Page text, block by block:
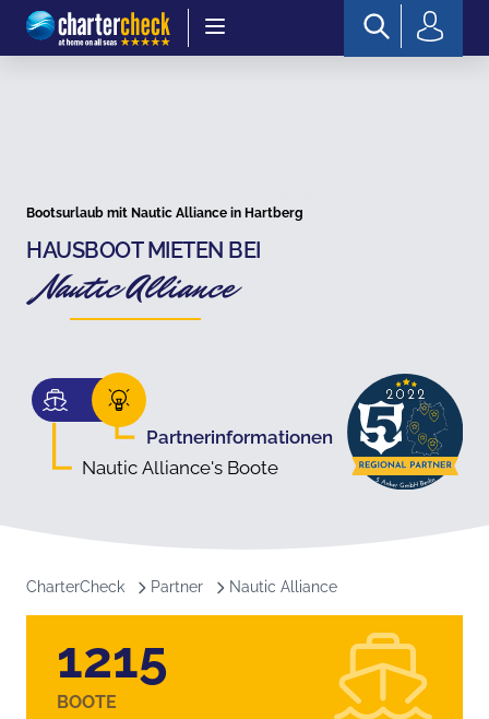
Chartercheck
Bootsurlaub mit Nautic Alliance in Hartberg
HAUSBOOT MIETEN BEI
Nautic Alliance
Partnerinformationen
Nautic Alliance's Boote
CharterCheck Partner Nautic Alliance
1215
BOOTE